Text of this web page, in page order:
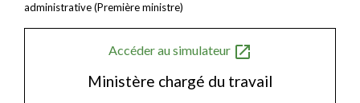
administrative (Première ministre)
Accéder au simulateur open_in_new
Ministère chargé du travail